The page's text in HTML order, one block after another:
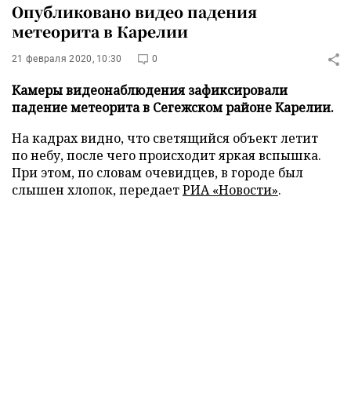
Опубликовано видео падения
метеорита в Карелии
21 февраля 2020, 10:30 0
Камеры видеонаблюдения зафиксировали
падение метеорита в Сегежском районе Карелии.
На кадрах видно, что светящийся объект летит
по небу, после чего происходит яркая вспышка.
При этом, по словам очевидцев, в городе был
слышен хлопок, передаетРИА «Новости».